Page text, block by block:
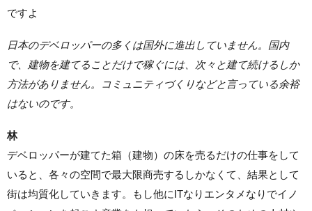
ですよ
日本のデベロッパーの多くは国外に進出していません。国内
で、建物を建てることだけで稼ぐには、次々と建て続けるしか
方法がありません。コミュニティづくりなどと言っている余裕
はないのです。
林
デベロッパーが建てた箱（建物）の床を売るだけの仕事をして
いると、各々の空間で最大限商売するしかなくて、結果として
街は均質化していきます。もし他にITなりエンタメなりでイノ